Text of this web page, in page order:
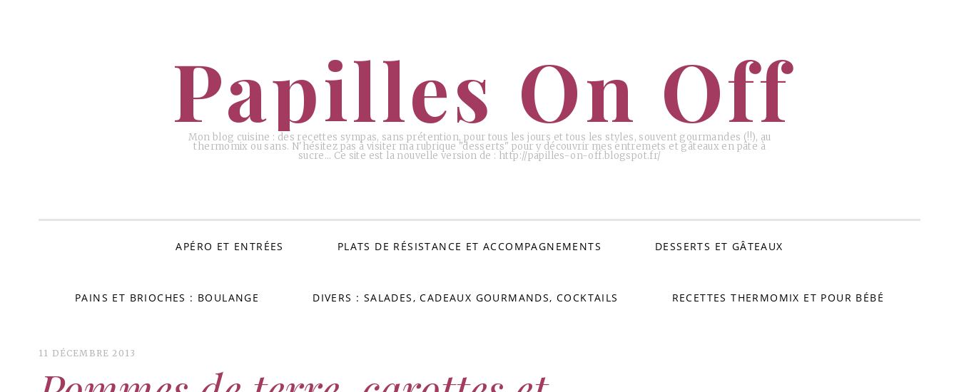
Papilles On Off
Mon blog cuisine : des recettes sympas, sans prétention, pour tous les jours et tous les styles, souvent gourmandes (!!), au
thermomix ou sans. N'hésitez pas à visiter ma rubrique "desserts" pour y découvrir mes entremets et gâteaux en pâte à
sucre… Ce site est la nouvelle version de : http://papilles-on-off.blogspot.fr/
APÉRO ET ENTRÉES PLATS DE RÉSISTANCE ET ACCOMPAGNEMENTS DESSERTS ET GÂTEAUX
PAINS ET BRIOCHES : BOULANGE DIVERS : SALADES, CADEAUX GOURMANDS, COCKTAILS RECETTES THERMOMIX ET POUR BÉBÉ
11 DÉCEMBRE 2013